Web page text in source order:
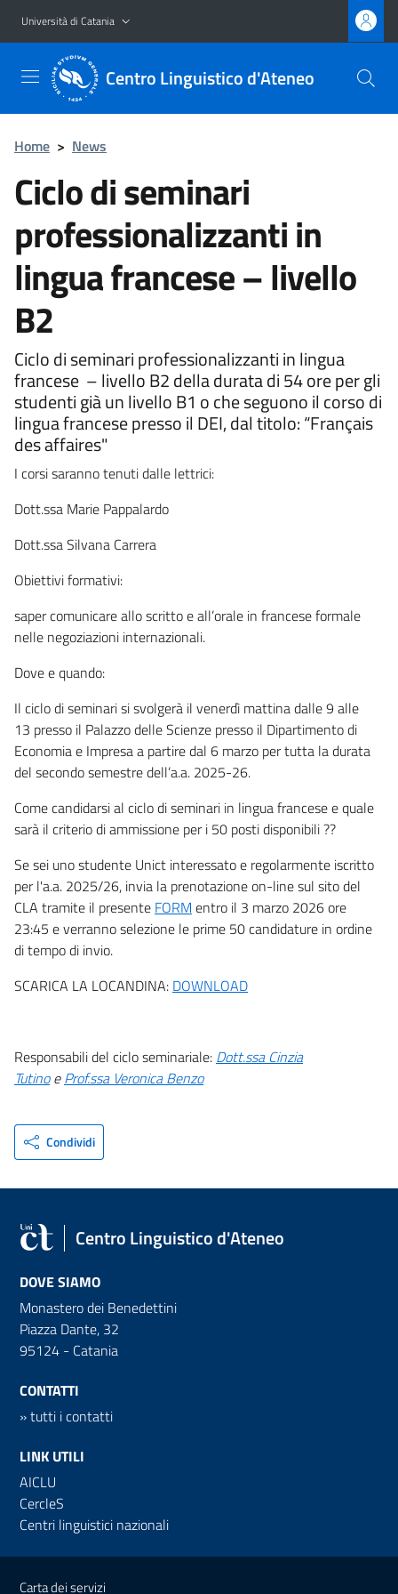
Vai al contenuto principale
Vai al menu di navigazione
Università di Catania
Centro Linguistico d'Ateneo
Home > News
Ciclo di seminari
professionalizzanti in
lingua francese – livello
B2
Ciclo di seminari professionalizzanti in lingua
francese – livello B2 della durata di 54 ore per gli
studenti già un livello B1 o che seguono il corso di
lingua francese presso il DEI, dal titolo: “Français
des affaires"
I corsi saranno tenuti dalle lettrici:
Dott.ssa Marie Pappalardo
Dott.ssa Silvana Carrera
Obiettivi formativi:
saper comunicare allo scritto e all’orale in francese formale
nelle negoziazioni internazionali.
Dove e quando:
Il ciclo di seminari si svolgerà il venerdì mattina dalle 9 alle
13 presso il Palazzo delle Scienze presso il Dipartimento di
Economia e Impresa a partire dal 6 marzo per tutta la durata
del secondo semestre dell’a.a. 2025-26.
Come candidarsi al ciclo di seminari in lingua francese e quale
sarà il criterio di ammissione per i 50 posti disponibili ??
Se sei uno studente Unict interessato e regolarmente iscritto
per l'a.a. 2025/26, invia la prenotazione on-line sul sito del
CLA tramite il presente FORM entro il 3 marzo 2026 ore
23:45 e verranno selezione le prime 50 candidature in ordine
di tempo di invio.
SCARICA LA LOCANDINA: DOWNLOAD
Responsabili del ciclo seminariale: Dott.ssa Cinzia
TutinoeProf.ssa Veronica Benzo
Condividi
Centro Linguistico d'Ateneo
DOVE SIAMO
Monastero dei Benedettini
Piazza Dante, 32
95124 - Catania
CONTATTI
»tutti i contatti
LINK UTILI
AICLU
CercleS
Centri linguistici nazionali
Link e informazioni utili
Carta dei servizi